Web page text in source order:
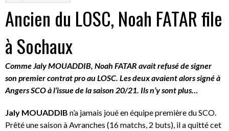
Ancien du LOSC, Noah FATAR file
à Sochaux
Comme Jaly MOUADDIB, Noah FATAR avait refusé de signer
son premier contrat pro au LOSC. Les deux avaient alors signé à
Angers SCO à l’issue de la saison 20/21. Ils n’y sont plus…
Jaly MOUADDIB n’a jamais joué en équipe première du SCO.
Prêté une saison à Avranches (16 matchs, 2 buts), il a quitté cet